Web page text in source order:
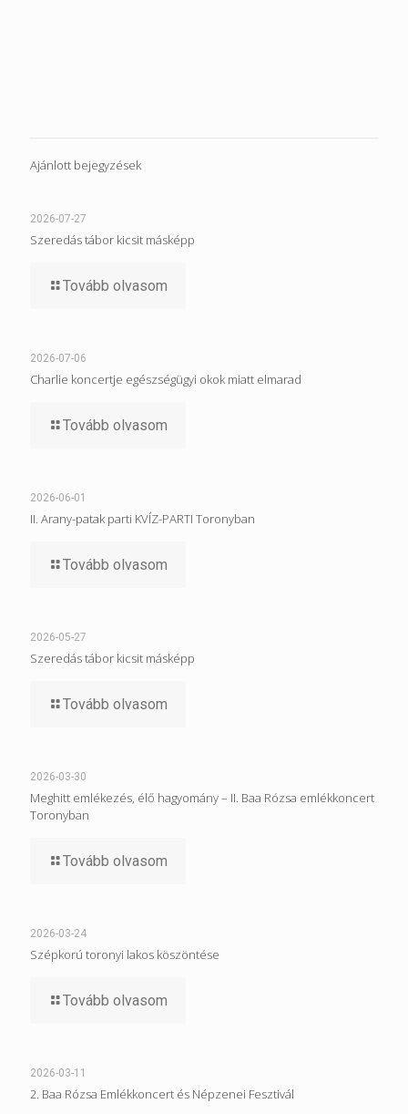
Ajánlott bejegyzések
2026-07-27
Szeredás tábor kicsit másképp
Tovább olvasom
2026-07-06
Charlie koncertje egészségügyi okok miatt elmarad
Tovább olvasom
2026-06-01
II. Arany-patak parti KVÍZ-PARTI Toronyban
Tovább olvasom
2026-05-27
Szeredás tábor kicsit másképp
Tovább olvasom
2026-03-30
Meghitt emlékezés, élő hagyomány – II. Baa Rózsa emlékkoncert
Toronyban
Tovább olvasom
2026-03-24
Szépkorú toronyi lakos köszöntése
Tovább olvasom
2026-03-11
2. Baa Rózsa Emlékkoncert és Népzenei Fesztivál